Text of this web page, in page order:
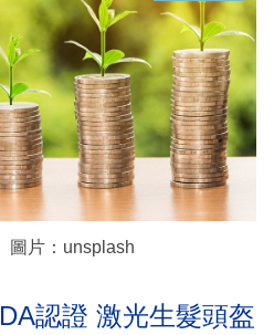
圖片：unsplash
認證 激光生髮頭盔